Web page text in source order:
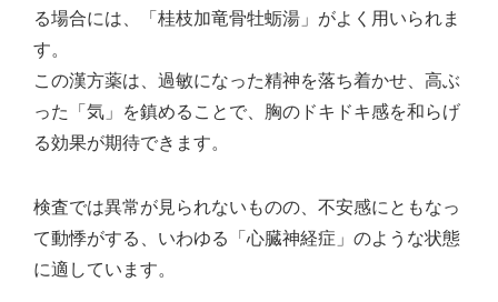
る場合には、「桂枝加竜骨牡蛎湯」がよく用いられま
す。
この漢方薬は、過敏になった精神を落ち着かせ、高ぶ
った「気」を鎮めることで、胸のドキドキ感を和らげ
る効果が期待できます。
検査では異常が見られないものの、不安感にともなっ
て動悸がする、いわゆる「心臓神経症」のような状態
に適しています。